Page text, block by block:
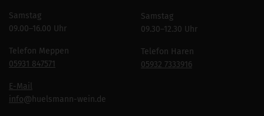
Samstag
09.00–16.00 Uhr
Telefon Meppen
05931 847571
E-Mail
info@huelsmann-wein.de
Samstag
09.30–12.30 Uhr
Telefon Haren
05932 7333916